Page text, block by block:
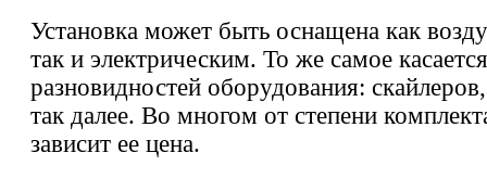
Установка может быть оснащена как
так и электрическим. То же самое
разновидностей оборудования:
так далее. Во многом от степени
зависит ее цена.